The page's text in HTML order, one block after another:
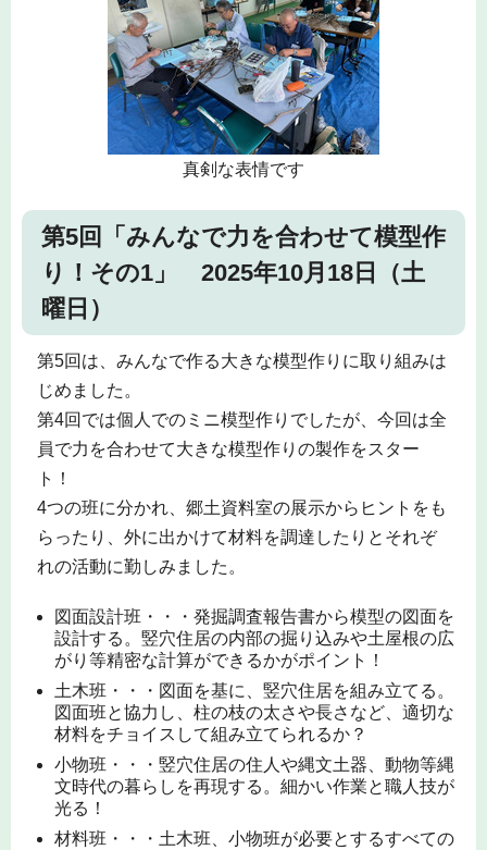
真剣な表情です
第5回「みんなで力を合わせて模型作
り！その1」 2025年10月18日（土
曜日）
第5回は、みんなで作る大きな模型作りに取り組みは
じめました。
第4回では個人でのミニ模型作りでしたが、今回は全
員で力を合わせて大きな模型作りの製作をスター
ト！
4つの班に分かれ、郷土資料室の展示からヒントをも
らったり、外に出かけて材料を調達したりとそれぞ
れの活動に勤しみました。
図面設計班・・・発掘調査報告書から模型の図面を
設計する。竪穴住居の内部の掘り込みや土屋根の広
がり等精密な計算ができるかがポイント！
土木班・・・図面を基に、竪穴住居を組み立てる。
図面班と協力し、柱の枝の太さや長さなど、適切な
材料をチョイスして組み立てられるか？
小物班・・・竪穴住居の住人や縄文土器、動物等縄
文時代の暮らしを再現する。細かい作業と職人技が
光る！
材料班・・・土木班、小物班が必要とするすべての